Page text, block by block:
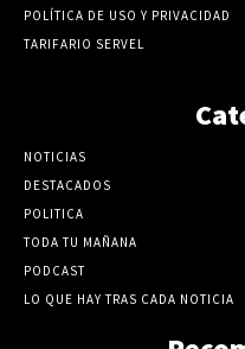
POLÍTICA DE USO Y PRIVACIDAD
TARIFARIO SERVEL
NOTICIAS
DESTACADOS
POLITICA
TODA TU MAÑANA
PODCAST
LO QUE HAY TRAS CADA NOTICIA